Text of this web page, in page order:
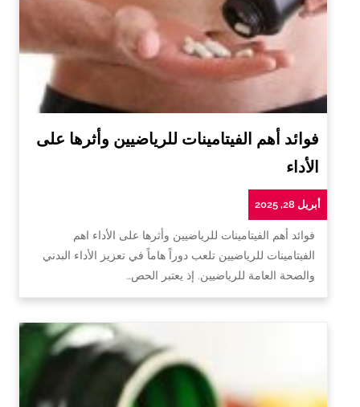
فوائد أهم الفيتامينات للرياضيين وأثرها على
الأداء
أبريل 28, 2025
فوائد أهم الفيتامينات للرياضيين وأثرها على الأداء اهم
الفيتامينات للرياضيين تلعب دوراً هاماً في تعزيز الأداء البدني
والصحة العامة للرياضيين. إذ يعتبر الحص…